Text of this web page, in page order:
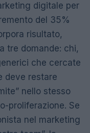
digitale per
del 35%
risultato,
tre domande: chi,
che cercate
deve restare
nello stesso
proliferazione. Se
nel marketing